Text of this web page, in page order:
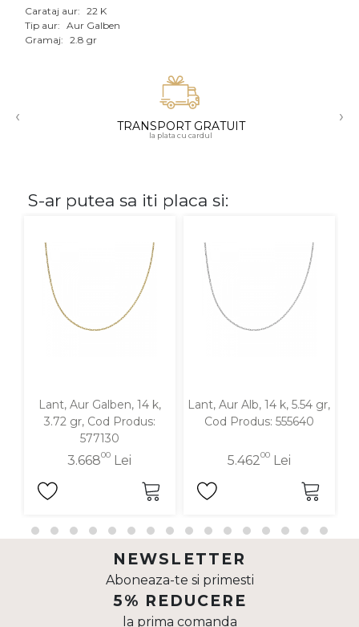
Aur mixt
18K
Cu pietre
Diamante
Carataj aur: 22 K
Tip aur: Aur Galben
Gramaj: 2.8 gr
‹ TRANSPORT GRATUIT
la plata cu cardul
›
S-ar putea sa iti placa si:
Lant, Aur Galben, 14 k,
3.72 gr, Cod Produs:
577130
3.66800 Lei
Lant, Aur Alb, 14 k, 5.54 gr,
Cod Produs: 555640
5.46200Lei
NEWSLETTER
Aboneaza-te si primesti
5% REDUCERE
la prima comanda